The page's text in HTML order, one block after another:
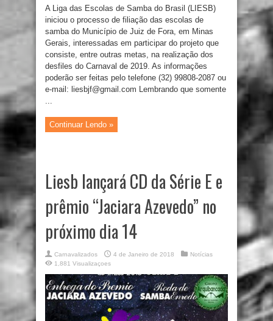
A Liga das Escolas de Samba do Brasil (LIESB)
iniciou o processo de filiação das escolas de
samba do Município de Juiz de Fora, em Minas
Gerais, interessadas em participar do projeto que
consiste, entre outras metas, na realização dos
desfiles do Carnaval de 2019. As informações
poderão ser feitas pelo telefone (32) 99808-2087 ou
e-mail: liesbjf@gmail.com Lembrando que somente
...
Continuar Lendo »
Liesb lançará CD da Série E e
prêmio “Jaciara Azevedo” no
próximo dia 14
Carnavalizados 4 de Janeiro de 2018
Notícias
1,881 Visualizaçoes